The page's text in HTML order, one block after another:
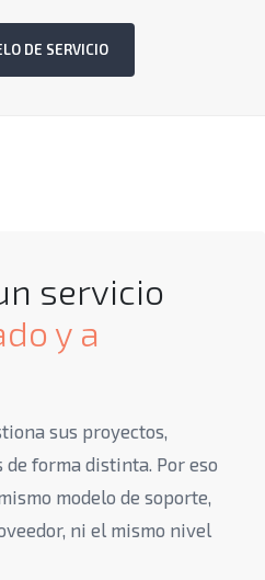
DE SERVICIO
servicio
y a
sus proyectos,
forma distinta. Por eso
modelo de soporte,
ni el mismo nivel